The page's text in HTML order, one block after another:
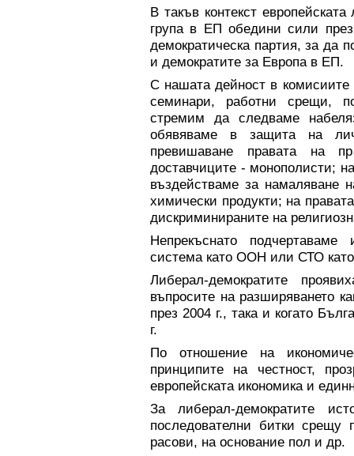
В такъв контекст
група в ЕП обедини сили
демократическа партия, за да
и демократите за Европа в ЕП.
С нашата дейност в
семинари, работни срещи,
стремим да следваме
обявяваме в защита на
превишаване правата на
доставчиците - монополисти;
въздействаме за намаляване
химически продукти; на
дискриминираните на
Непрекъснато
система като ООН или СТО
Либерал-демократите
въпросите на разширяването
през 2004 г., така и когато
г.
По отношение на
принципите на честност,
европейската икономика и
Зa либерал-демократите
последователни битки срещу
расови, на основание пол и др.